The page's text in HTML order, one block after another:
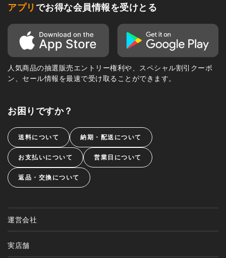
アプリ でお得な会員情報を受けとる
人気商品の抽選販売エントリー権利や、スペシャル割引クーポ
ン、セール情報を最速で受け取ることができます。
お困りですか？
送料について 納期・配送について
お支払いについて 営業日について
返品・交換について
運営会社
実店舗